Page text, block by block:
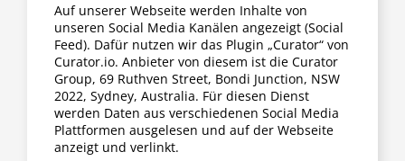
Auf unserer Webseite werden Inhalte von
unseren Social Media Kanälen angezeigt (Social
Feed). Dafür nutzen wir das Plugin „Curator“ von
Curator.io. Anbieter von diesem ist die Curator
Group, 69 Ruthven Street, Bondi Junction, NSW
2022, Sydney, Australia. Für diesen Dienst
werden Daten aus verschiedenen Social Media
Plattformen ausgelesen und auf der Webseite
anzeigt und verlinkt.